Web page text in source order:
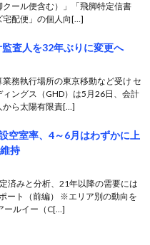
ール便含む）」「飛脚特定信書
宅配便」の個人向[…]
査人を32年ぶりに変更へ
務執行場所の東京移動など受け セ
ングス（GHD）は5月26日、会計
から太陽有限責[…]
空室率、4～6月はわずかに上
持
済みと分析、21年以降の需要には
ート（前編） ※エリア別の動向を
ールイー（C[…]